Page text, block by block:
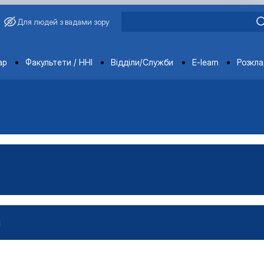
Для людей з вадами зору
Факультети / ННІ Відділи/Служби E-learn